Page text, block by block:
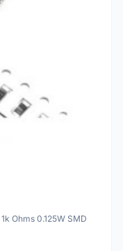
Ohms 0.125W SMD